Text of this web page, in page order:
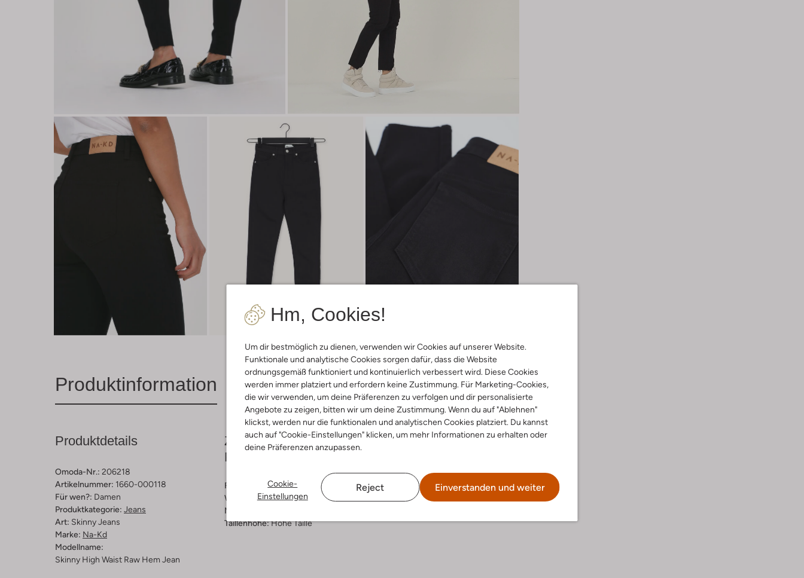
Hm, Cookies!
Um dir bestmöglich zu dienen, verwenden wir Cookies auf unserer Website.
Funktionale und analytische Cookies sorgen dafür, dass die Website
ordnungsgemäß funktioniert und kontinuierlich verbessert wird. Diese Cookies
werden immer platziert und erfordern keine Zustimmung. Für Marketing-Cookies,
die wir verwenden, um deine Präferenzen zu verfolgen und dir personalisierte
Angebote zu zeigen, bitten wir um deine Zustimmung. Wenn du auf "Ablehnen"
klickst, werden nur die funktionalen und analytischen Cookies platziert. Du kannst
auch auf "Cookie-Einstellungen" klicken, um mehr Informationen zu erhalten oder
deine Präferenzen anzupassen.
Cookie-
Einstellungen
Reject Einverstanden und weiter
Produktinformation Lieferung & Rückgabe
Produktdetails
Omoda-Nr.: 206218
Artikelnummer: 1660-000118
Für wen?: Damen
Produktkategorie: Jeans
Art: Skinny Jeans
Marke: Na-Kd
Modellname:
Skinny High Waist Raw Hem Jean
Zusammensetzung &
Passform
Farbe :
Schwarz
Wassing:Dunkle Waschung
Material:
Taillenhöhe:Hohe Taille